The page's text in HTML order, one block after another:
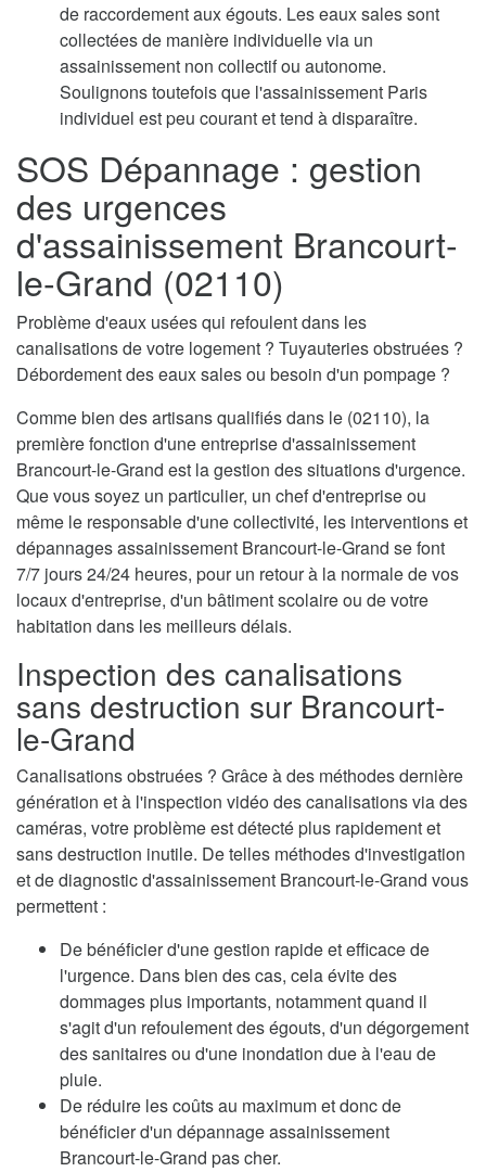
de raccordement aux égouts. Les eaux sales sont
collectées de manière individuelle via un
assainissement non collectif ou autonome.
Soulignons toutefois que l'assainissement Paris
individuel est peu courant et tend à disparaître.
SOS Dépannage : gestion
des urgences
d'assainissement Brancourt-
le-Grand (02110)
Problème d'eaux usées qui refoulent dans les
canalisations de votre logement ? Tuyauteries obstruées ?
Débordement des eaux sales ou besoin d'un pompage ?
Comme bien des artisans qualifiés dans le (02110), la
première fonction d'une entreprise d'assainissement
Brancourt-le-Grand est la gestion des situations d'urgence.
Que vous soyez un particulier, un chef d'entreprise ou
même le responsable d'une collectivité, les interventions et
dépannages assainissement Brancourt-le-Grand se font
7/7 jours 24/24 heures, pour un retour à la normale de vos
locaux d'entreprise, d'un bâtiment scolaire ou de votre
habitation dans les meilleurs délais.
Inspection des canalisations
sans destruction sur Brancourt-
le-Grand
Canalisations obstruées ? Grâce à des méthodes dernière
génération et à l'inspection vidéo des canalisations via des
caméras, votre problème est détecté plus rapidement et
sans destruction inutile. De telles méthodes d'investigation
et de diagnostic d'assainissement Brancourt-le-Grand vous
permettent :
De bénéficier d'une gestion rapide et efficace de
l'urgence. Dans bien des cas, cela évite des
dommages plus importants, notamment quand il
s'agit d'un refoulement des égouts, d'un dégorgement
des sanitaires ou d'une inondation due à l'eau de
pluie.
De réduire les coûts au maximum et donc de
bénéficier d'un dépannage assainissement
Brancourt-le-Grand pas cher.